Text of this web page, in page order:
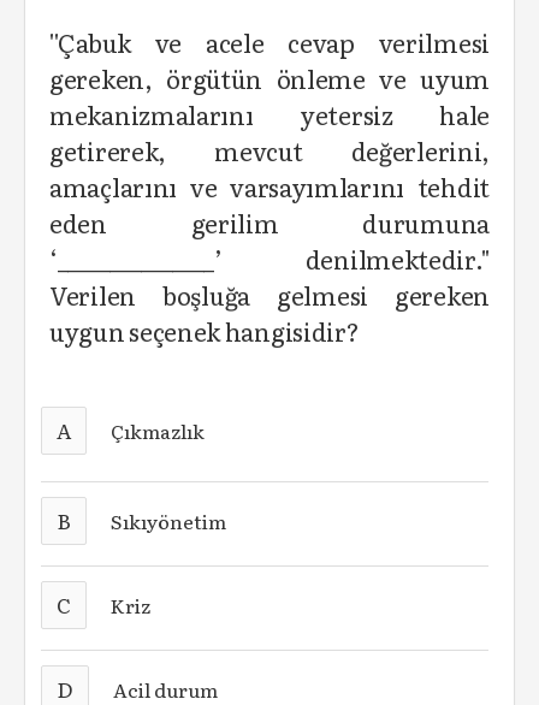
''Çabuk ve acele cevap verilmesi
gereken, örgütün önleme ve uyum
mekanizmalarını yetersiz hale
getirerek, mevcut değerlerini,
amaçlarını ve varsayımlarını tehdit
eden gerilim durumuna
‘_______________’ denilmektedir.''
Verilen boşluğa gelmesi gereken
uygun seçenek hangisidir?
A Çıkmazlık
B Sıkıyönetim
C Kriz
D Acil durum